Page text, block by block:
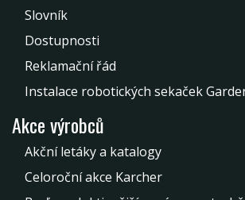
Slovník
Dostupnosti
Reklamační řád
Instalace robotických sekaček
Akce výrobců
Akční letáky a katalogy
Celoroční akce Karcher